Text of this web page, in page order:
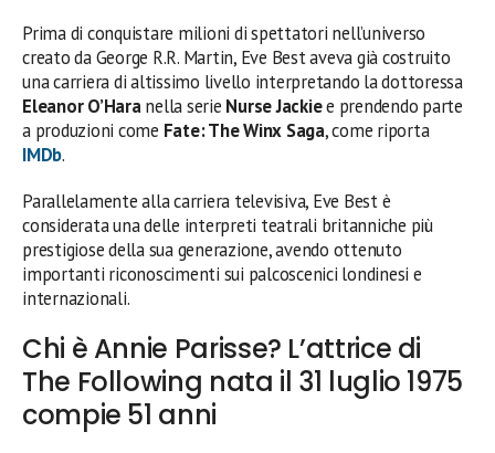
Prima di conquistare milioni di spettatori nell’universo
creato da George R.R. Martin, Eve Best aveva già costruito
una carriera di altissimo livello interpretando la dottoressa
Eleanor O’Haranella serie Nurse Jackiee prendendo parte
a produzioni come Fate: The Winx Saga, come riporta
IMDb.
Parallelamente alla carriera televisiva, Eve Best è
considerata una delle interpreti teatrali britanniche più
prestigiose della sua generazione, avendo ottenuto
importanti riconoscimenti sui palcoscenici londinesi e
internazionali.
Chi è Annie Parisse? L’attrice di
The Following nata il 31 luglio 1975
compie 51 anni